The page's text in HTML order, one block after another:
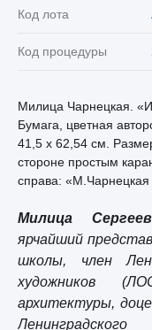
Код лота
Код процедуры
Милица Чарнецкая.
Бумага, цветная
41,5 х 62,54 см.
стороне простым
справа: «М.Чарнецкая
Милица
ярчайший
школы, член
художников
архитектуры,